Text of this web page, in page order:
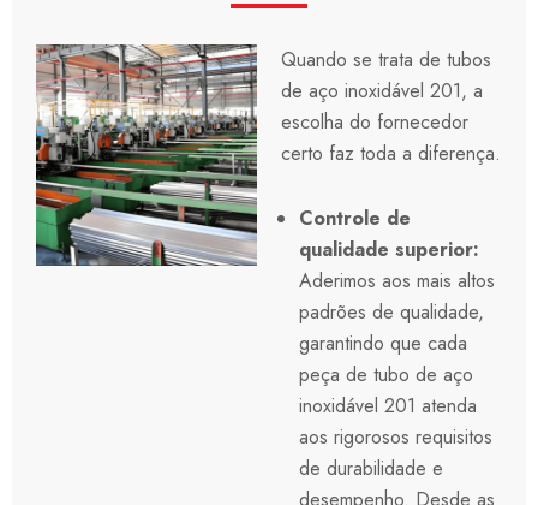
Quando se trata de tubos
de aço inoxidável 201, a
escolha do fornecedor
certo faz toda a diferença.
Controle de
qualidade superior:
Aderimos aos mais altos
padrões de qualidade,
garantindo que cada
peça de tubo de aço
inoxidável 201 atenda
aos rigorosos requisitos
de durabilidade e
desempenho. Desde as